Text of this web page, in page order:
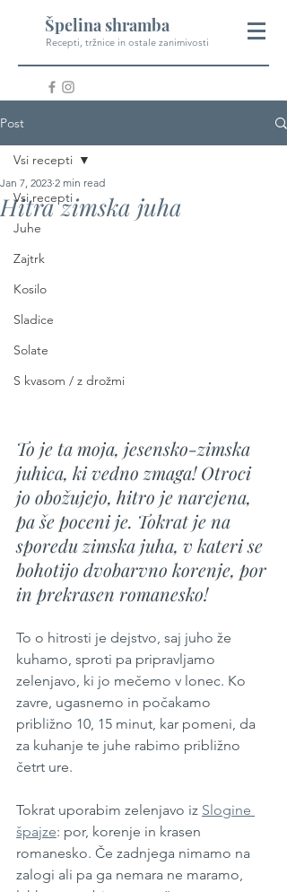
Špelina shramba
Recepti, tržnice in ostale zanimivosti
Post
Vsi recepti
Juhe
Zajtrk
Kosilo
Sladice
Solate
S kvasom / z drožmi
Vsi recepti
Hitra zimska juha
Jan 7, 2023 2 min read
To je ta moja, jesensko-zimska
juhica, ki vedno zmaga! Otroci
jo obožujejo, hitro je narejena,
pa še poceni je. Tokrat je na
sporedu zimska juha, v kateri se
bohotijo dvobarvno korenje, por
in prekrasen romanesko!
To o hitrosti je dejstvo, saj juho že
kuhamo, sproti pa pripravljamo
zelenjavo, ki jo mečemo v lonec. Ko
zavre, ugasnemo in počakamo
približno 10, 15 minut, kar pomeni, da
za kuhanje te juhe rabimo približno
četrt ure.
Tokrat uporabim zelenjavo iz Slogine
špajze: por, korenje in krasen
romanesko. Če zadnjega nimamo na
zalogi ali pa ga nemara ne maramo,